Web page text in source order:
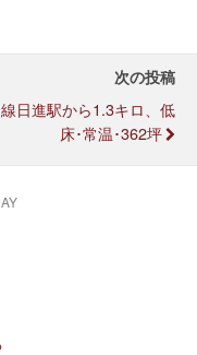
次の投稿
日進駅から1.3キロ、低
床･常温･362坪